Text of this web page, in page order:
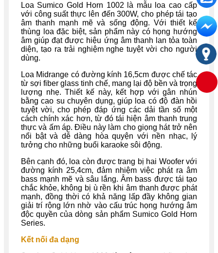
Loa Sumico Gold Horn 1002 là mẫu loa cao cấp
với công suất thực lên đến 300W, cho phép tái tạo
âm thanh mạnh mẽ và sống động. Với thiết kế
thùng loa đặc biệt, sản phẩm này có họng hướng
âm giúp đạt được hiệu ứng âm thanh lan tỏa toàn
diện, tạo ra trải nghiệm nghe tuyệt vời cho người
dùng.
Loa Midrange có đường kính 16,5cm được chế tác
từ sợi fiber glass tinh chế, mang lại độ bền và trọng
lượng nhẹ. Thiết kế này, kết hợp với gân nhún
bằng cao su chuyên dụng, giúp loa có độ đàn hồi
tuyệt vời, cho phép đáp ứng các dải tần số một
cách chính xác hơn, từ đó tái hiện âm thanh trung
thực và ấm áp. Điều này làm cho giọng hát trở nên
nổi bật và dễ dàng hòa quyện với nền nhạc, lý
tưởng cho những buổi karaoke sôi động.
Bên cạnh đó, loa còn được trang bị hai Woofer với
đường kính 25,4cm, đảm nhiệm việc phát ra âm
bass mạnh mẽ và sâu lắng. Âm bass được tái tạo
chắc khỏe, không bị ù rền khi âm thanh được phát
mạnh, đồng thời có khả năng lấp đầy không gian
giải trí rộng lớn nhờ vào cấu trúc họng hướng âm
độc quyền của dòng sản phẩm Sumico Gold Horn
Series.
Kết nối đa dạng